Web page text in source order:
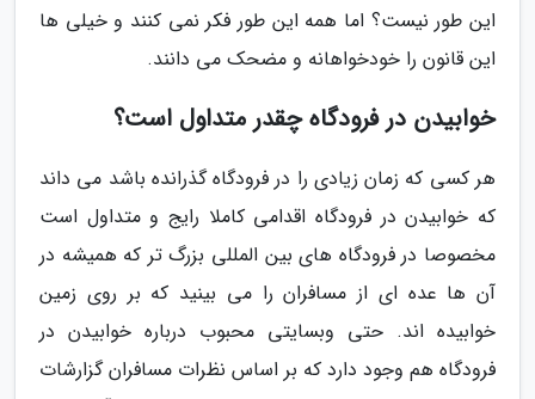
این طور نیست؟ اما همه این طور فکر نمی کنند و خیلی ها
این قانون را خودخواهانه و مضحک می دانند.
خوابیدن در فرودگاه چقدر متداول است؟
هر کسی که زمان زیادی را در فرودگاه گذرانده باشد می داند
که خوابیدن در فرودگاه اقدامی کاملا رایج و متداول است
مخصوصا در فرودگاه های بین المللی بزرگ تر که همیشه در
آن ها عده ای از مسافران را می بینید که بر روی زمین
خوابیده اند. حتی وبسایتی محبوب درباره خوابیدن در
فرودگاه هم وجود دارد که بر اساس نظرات مسافران گزارشات